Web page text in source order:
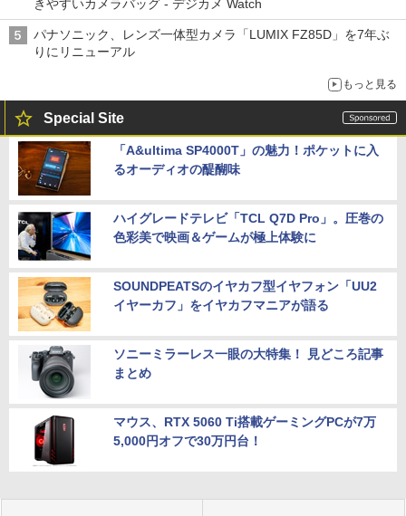
きやすいカメラバッグ - デジカメ Watch
パナソニック、レンズ一体型カメラ「LUMIX FZ85D」を7年ぶ
りにリニューアル
もっと見る
Special Site
「A&ultima SP4000T」の魅力！ポケットに入
るオーディオの醍醐味
ハイグレードテレビ「TCL Q7D Pro」。圧巻の
色彩美で映画＆ゲームが極上体験に
SOUNDPEATSのイヤカフ型イヤフォン「UU2
イヤーカフ」をイヤカフマニアが語る
ソニーミラーレス一眼の大特集！ 見どころ記事
まとめ
マウス、RTX 5060 Ti搭載ゲーミングPCが7万
5,000円オフで30万円台！